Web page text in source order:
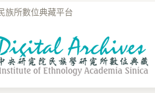
族所數位典藏平台